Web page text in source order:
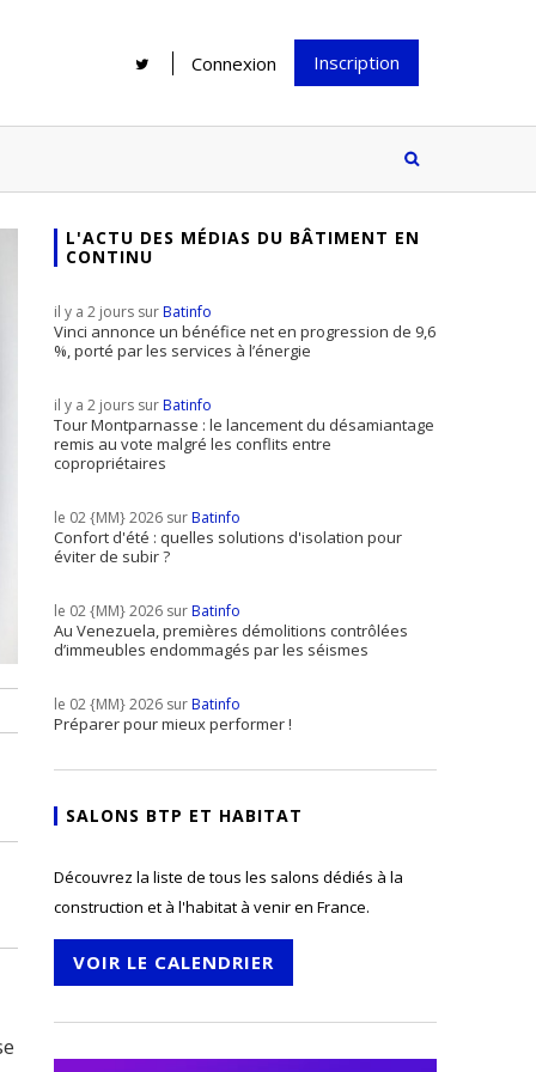
Connexion Inscription
idée mais...
Le print sous toutes ses formes a-t-
il encore sa place dans un monde
Rénover une salle de bains : gagner
supports
inscrire
à notre
L'ACTU DES MÉDIAS DU BÂTIMENT EN
CONTINU
il y a 2 jours surBatinfo
Vinci annonce un bénéfice net en progression de 9,6
%, porté par les services à l’énergie
il y a 2 jours surBatinfo
Tour Montparnasse : le lancement du désamiantage
remis au vote malgré les conflits entre
copropriétaires
le 02 {MM} 2026 surBatinfo
Confort d'été : quelles solutions d'isolation pour
éviter de subir ?
le 02 {MM} 2026 surBatinfo
Au Venezuela, premières démolitions contrôlées
d’immeubles endommagés par les séismes
le 02 {MM} 2026 surBatinfo
Préparer pour mieux performer !
SALONS BTP ET HABITAT
Découvrez la liste de tous les salons dédiés à la
construction et à l'habitat à venir en France.
VOIR LE CALENDRIER